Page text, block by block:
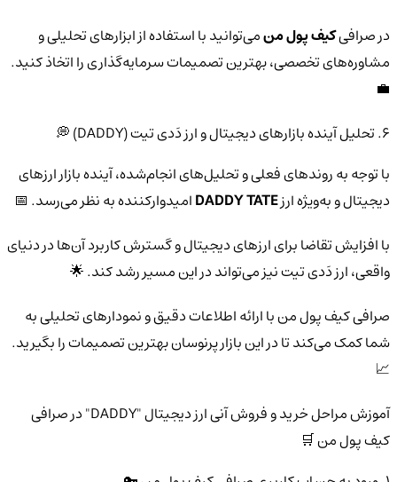
در صرافیکیف پول منمی‌توانید با استفاده از ابزارهای تحلیلی و
مشاوره‌های تخصصی، بهترین تصمیمات سرمایه‌گذاری را اتخاذ کنید.
💼
با توجه به روندهای فعلی و تحلیل‌های انجام‌شده، آینده بازار ارزهای
دیجیتال و به‌ویژه ارزDADDY TATEامیدوارکننده به نظر می‌رسد. 📅
با افزایش تقاضا برای ارزهای دیجیتال و گسترش کاربرد آن‌ها در دنیای
واقعی، ارز دَدی تیت نیز می‌تواند در این مسیر رشد کند. 🌟
صرافی کیف پول من با ارائه اطلاعات دقیق و نمودارهای تحلیلی به
شما کمک می‌کند تا در این بازار پرنوسان بهترین تصمیمات را بگیرید.
📈
آموزش مراحل خرید و فروش آنی ارز دیجیتال "DADDY" در صرافی
کیف پول من 🛒